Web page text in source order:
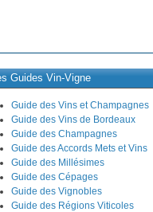
Guides Vin-Vigne
Guide des Vins et Champagnes
Guide des Vins de Bordeaux
Guide des Champagnes
Guide des Accords Mets et Vins
Guide des Millésimes
Guide des Cépages
Guide des Vignobles
Guide des Régions Viticoles